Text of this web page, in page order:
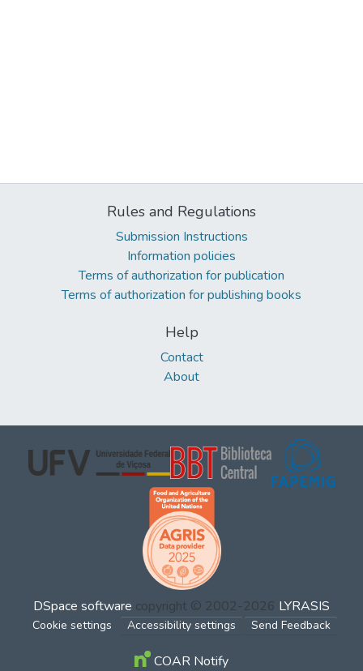
Rules and Regulations
Submission Instructions
Information policies
Terms of authorization for publication
Terms of authorization for publishing books
Help
Contact
About
DSpace software copyright © 2002-2026 LYRASIS
Cookie settings Accessibility settings Send Feedback
COAR Notify